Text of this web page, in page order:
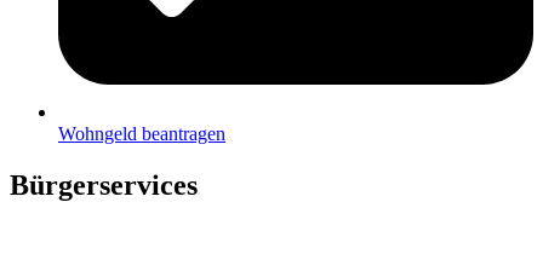
Wohngeld beantragen
Bürgerservices